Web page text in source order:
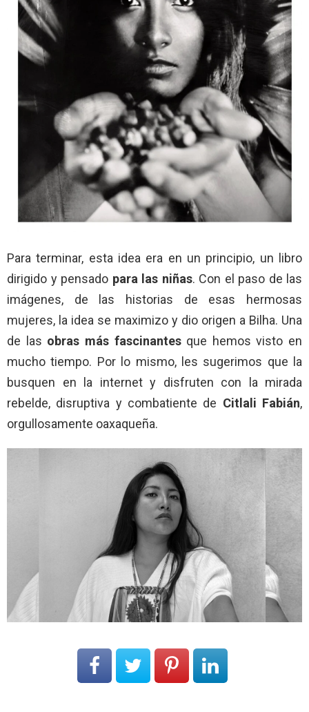
Para terminar, esta idea era en un principio, un libro
dirigido y pensado para las niñas. Con el paso de las
imágenes, de las historias de esas hermosas
mujeres, la idea se maximizo y dio origen a Bilha. Una
de las obras más fascinantesque hemos visto en
mucho tiempo. Por lo mismo, les sugerimos que la
busquen en la internet y disfruten con la mirada
rebelde, disruptiva y combatiente de Citlali Fabián,
orgullosamente oaxaqueña.